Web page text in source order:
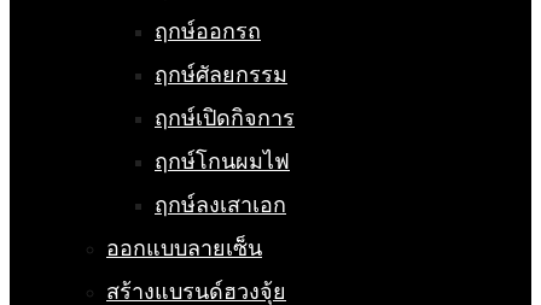
ฤกษ์ออกรถ
ฤกษ์ศัลยกรรม
ฤกษ์เปิดกิจการ
ฤกษ์โกนผมไฟ
ฤกษ์ลงเสาเอก
ออกแบบลายเซ็น
สร้างแบรนด์ฮวงจุ้ย